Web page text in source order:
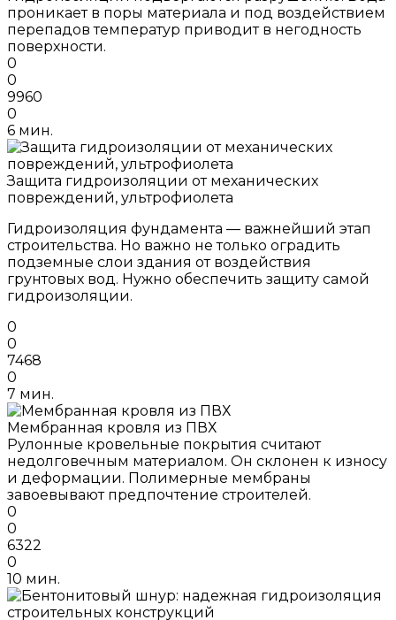
проникает в поры материала и под воздействием
перепадов температур приводит в негодность
поверхности.
0
0
9960
0
6 мин.
Защита гидроизоляции от механических
повреждений, ультрофиолета
Гидроизоляция фундамента — важнейший этап
строительства. Но важно не только оградить
подземные слои здания от воздействия
грунтовых вод. Нужно обеспечить защиту самой
гидроизоляции.
0
0
7468
0
7 мин.
Мембранная кровля из ПВХ
Рулонные кровельные покрытия считают
недолговечным материалом. Он склонен к износу
и деформации. Полимерные мембраны
завоевывают предпочтение строителей.
0
0
6322
0
10 мин.